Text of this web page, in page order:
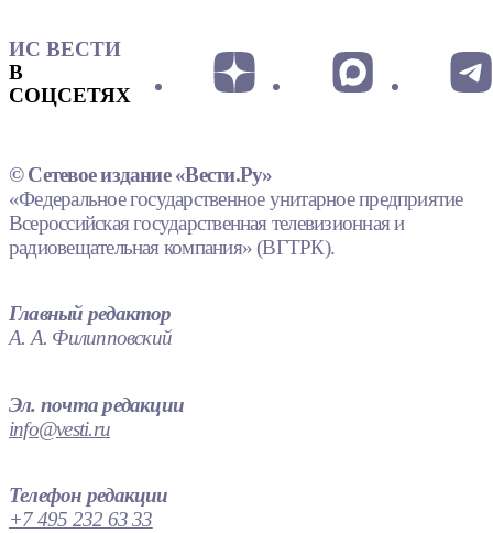
ИС ВЕСТИ
В
СОЦСЕТЯХ
© Сетевое издание «Вести.Ру»
«Федеральное государственное унитарное предприятие
Всероссийская государственная телевизионная и
радиовещательная компания» (ВГТРК).
Главный редактор
А. А. Филипповский
Эл. почта редакции
info@vesti.ru
Телефон редакции
+7 495 232 63 33